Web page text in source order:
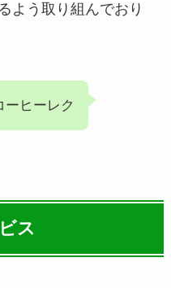
よう取り組んでおり
ーヒーレク
ス